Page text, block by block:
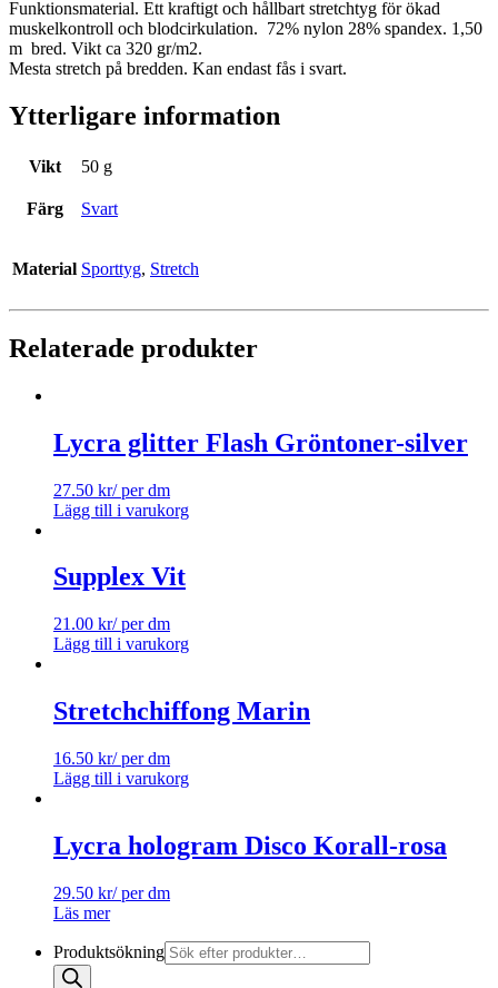
Funktionsmaterial. Ett kraftigt och hållbart stretchtyg för ökad
muskelkontroll och blodcirkulation. 72% nylon 28% spandex. 1,50
m bred. Vikt ca 320 gr/m2.
Mesta stretch på bredden. Kan endast fås i svart.
Ytterligare information
Vikt 50 g
Färg Svart
Material Sporttyg, Stretch
Relaterade produkter
Lycra glitter Flash Gröntoner-silver
27.50 kr/ per dm
Lägg till i varukorg
Supplex Vit
21.00 kr/ per dm
Lägg till i varukorg
Stretchchiffong Marin
16.50 kr/ per dm
Lägg till i varukorg
Lycra hologram Disco Korall-rosa
29.50 kr/ per dm
Läs mer
Produktsökning